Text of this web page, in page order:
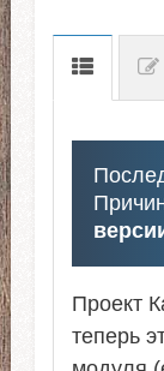
Проект
теперь